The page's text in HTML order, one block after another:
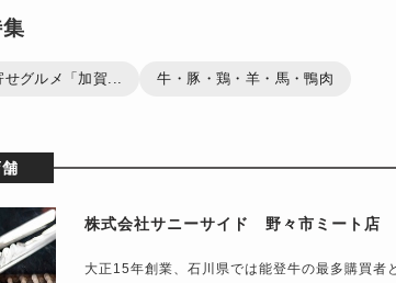
グルメ「加賀... 牛・豚・鶏・羊・馬・鴨肉
株式会社サニーサイド 野々市ミート店
大正15年創業、石川県では能登牛の最多購買者